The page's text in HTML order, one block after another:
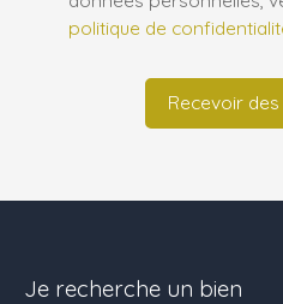
politique de
Recevoir
Je recherche un bien